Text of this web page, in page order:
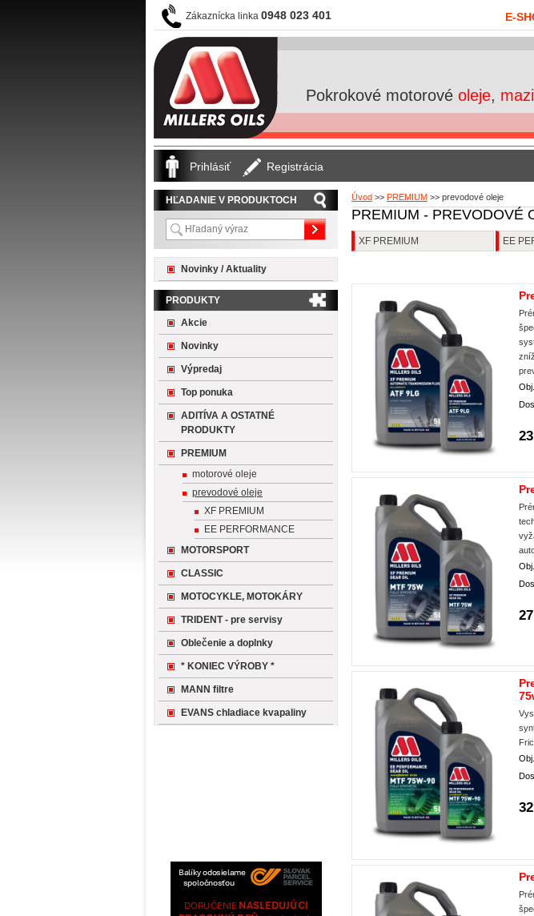
Zákaznícka linka 0948 023 401
Pokrokové motorové oleje,
Úvod >> PREMIUM >> prevodové oleje
PREMIUM - PREVODOVÉ
XF PREMIUM EE
HĽADANIE V PRODUKTOCH
Novinky / Aktuality
PRODUKTY
Akcie
Novinky
Výpredaj
Top ponuka
ADITÍVA A OSTATNÉ
PRODUKTY
PREMIUM
motorové oleje
prevodové oleje
XF PREMIUM
EE PERFORMANCE
MOTORSPORT
CLASSIC
MOTOCYKLE, MOTOKÁRY
TRIDENT - pre servisy
Oblečenie a doplnky
* KONIEC VÝROBY *
MANN filtre
EVANS chladiace kvapaliny
E-
Prihlásiť Registrácia